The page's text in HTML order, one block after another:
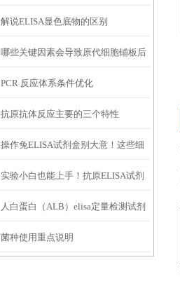
的使用技巧
解说ELISA显色底物的区别
哪些关键因素会导致原代细胞铺板后
贴壁效率低下，大量细胞悬浮无法黏
附
PCR 反应体系条件优化
抗原抗体反应主要的三个特性
操作兔ELISA试剂盒别大意！这些细
节一定要盯紧
实验小白也能上手！抗原ELISA试剂
盒使用全攻略
人白蛋白（ALB）elisa定量检测试剂
盒特点以及技术原理
菌种使用重点说明